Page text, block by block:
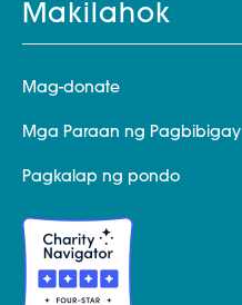
Makilahok
Mag-donate
Mga Paraan ng Pagbibigay
Pagkalap ng pondo